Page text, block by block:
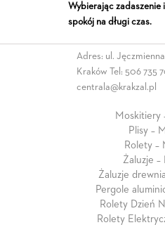
Wybierając zadaszenie
spokój na długi czas.
Adres: ul. Jęczmienna
Kraków Tel: 506 735
centrala@krakzal.pl
Moskitiery
Plisy –
Rolety –
Żaluzje –
Żaluzje
Pergole
Rolety Dzień
Rolety